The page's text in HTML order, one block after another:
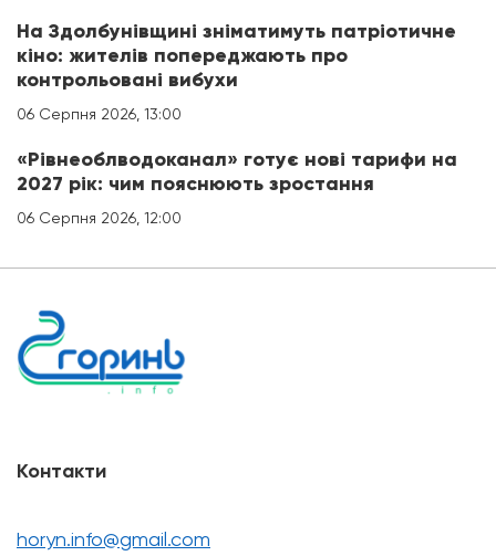
На Здолбунівщині зніматимуть патріотичне
кіно: жителів попереджають про
контрольовані вибухи
06 Серпня 2026, 13:00
«Рівнеоблводоканал» готує нові тарифи на
2027 рік: чим пояснюють зростання
06 Серпня 2026, 12:00
Контакти
horyn.info@gmail.com